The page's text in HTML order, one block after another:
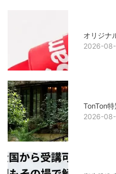
オリジナ
2026-
TonTon
2026-